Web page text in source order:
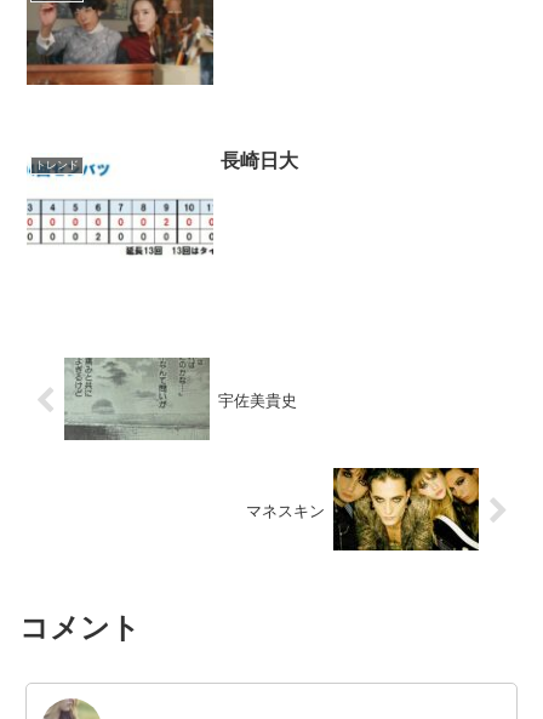
トレンド 長崎日大
宇佐美貴史
マネスキン
コメント